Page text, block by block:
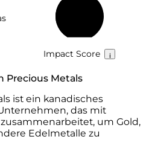
Impact Score
Precious Metals
ist ein kanadisches
das mit
um Gold,
Edelmetalle zu